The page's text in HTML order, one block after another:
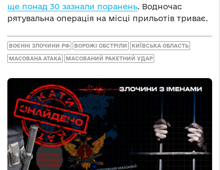
ще понад 30 зазнали поранень. Водночас
рятувальна операція на місці прильотів триває.
ВОЄННІ ЗЛОЧИНИ РФ ВОРОЖІ ОБСТРІЛИ КИЇВСЬКА ОБЛАСТЬ
МАСОВАНА АТАКА МАСОВАНИЙ РАКЕТНИЙ УДАР